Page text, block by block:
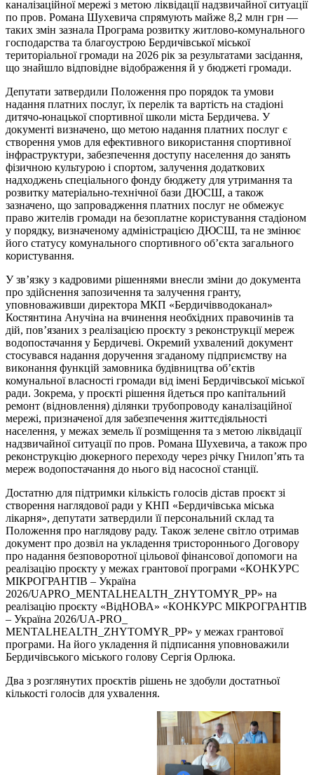
каналізаційної мережі з метою ліквідації надзвичайної ситуації
по пров. Романа Шухевича спрямують майже 8,2 млн грн —
таких змін зазнала Програма розвитку житлово-комунального
господарства та благоустрою Бердичівської міської
територіальної громади на 2026 рік за результатами засідання,
що знайшло відповідне відображення й у бюджеті громади.
Депутати затвердили Положення про порядок та умови
надання платних послуг, їх перелік та вартість на стадіоні
дитячо-юнацької спортивної школи міста Бердичева. У
документі визначено, що метою надання платних послуг є
створення умов для ефективного використання спортивної
інфраструктури, забезпечення доступу населення до занять
фізичною культурою і спортом, залучення додаткових
надходжень спеціального фонду бюджету для утримання та
розвитку матеріально-технічної бази ДЮСШ, а також
зазначено, що запровадження платних послуг не обмежує
право жителів громади на безоплатне користування стадіоном
у порядку, визначеному адміністрацією ДЮСШ, та не змінює
його статусу комунального спортивного об’єкта загального
користування.
У зв’язку з кадровими рішеннями внесли зміни до документа
про здійснення запозичення та залучення гранту,
уповноваживши директора МКП «Бердичівводоканал»
Костянтина Анучіна на вчинення необхідних правочинів та
дій, пов’язаних з реалізацією проєкту з реконструкції мереж
водопостачання у Бердичеві. Окремий ухвалений документ
стосувався надання доручення згаданому підприємству на
виконання функцій замовника будівництва об’єктів
комунальної власності громади від імені Бердичівської міської
ради. Зокрема, у проєкті рішення йдеться про капітальний
ремонт (відновлення) ділянки трубопроводу каналізаційної
мережі, призначеної для забезпечення життєдіяльності
населення, у межах земель її розміщення та з метою ліквідації
надзвичайної ситуації по пров. Романа Шухевича, а також про
реконструкцію дюкерного переходу через річку Гнилоп’ять та
мереж водопостачання до нього від насосної станції.
Достатню для підтримки кількість голосів дістав проєкт зі
створення наглядової ради у КНП «Бердичівська міська
лікарня», депутати затвердили її персональний склад та
Положення про наглядову раду. Також зелене світло отримав
документ про дозвіл на укладення тристороннього Договору
про надання безповоротної цільової фінансової допомоги на
реалізацію проєкту у межах грантової програми «КОНКУРС
МІКРОГРАНТІВ – Україна
2026/UAPRO_MENTALHEALTH_ZHYTOMYR_PP» на
реалізацію проєкту «ВідНОВА» «КОНКУРС МІКРОГРАНТІВ
– Україна 2026/UA-PRO_
MENTALHEALTH_ZHYTOMYR_PP» у межах грантової
програми. На його укладення й підписання уповноважили
Бердичівського міського голову Сергія Орлюка.
Два з розглянутих проєктів рішень не здобули достатньої
кількості голосів для ухвалення.